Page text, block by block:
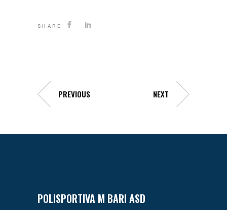
SHARE
PREVIOUS NEXT
POLISPORTIVA M BARI ASD